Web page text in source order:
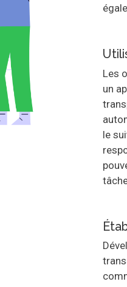
Les
un
le